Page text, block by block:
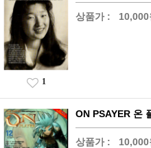
상품가 : 10,000
1
ON PSAYER 온
상품가 : 10,000